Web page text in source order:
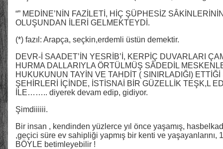
“” MEDİNE’NİN FAZİLETİ, HİÇ ŞÜPHESİZ
OLUŞUNDAN İLERİ GELMEKTEYDİ.
(*) fazıl: Arapça, seçkin,erdemli üstün demektir.
DEVR-İ SAADET’İN YESRİB’İ, KERPİÇ DUVARLARI
HURMA DALLARIYLA ÖRTÜLMÜŞ SÂDEDİL
HUKUKUNUN TAYİN VE TAHDİT ( SINIRLADIĞI)
ŞEHİRLERİ İÇİNDE, İSTİSNAİ BİR GÜZELLİK TEŞK,L
İLE…….. diyerek devam edip, gidiyor.
Şimdiiiiii.
Bir insan , kendinden yüzlerce yıl önce yaşamış,
,geçici süre ev sahipliği yapmış bir kenti ve yaşayanlarını,
BÖYLE betimleyebilir !